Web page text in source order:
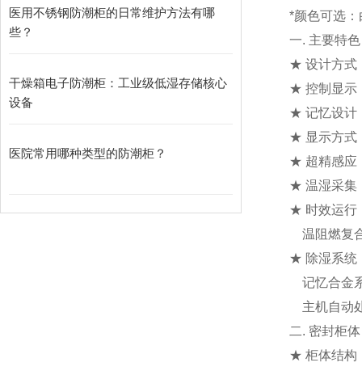
医用不锈钢防潮柜的日常维护方法有哪
些？
干燥箱电子防潮柜：工业级低湿存储核心
设备
医院常用哪种类型的防潮柜？
*颜色可选
一. 主要特
★ 设计方式
★ 控制显示
★ 记忆设计
★ 显示方式
★ 超精感应
★ 温湿采集
★ 时效运行
温阻燃复
★ 除湿系统
记忆合金
主机自动
二. 密封柜
★ 柜体结构